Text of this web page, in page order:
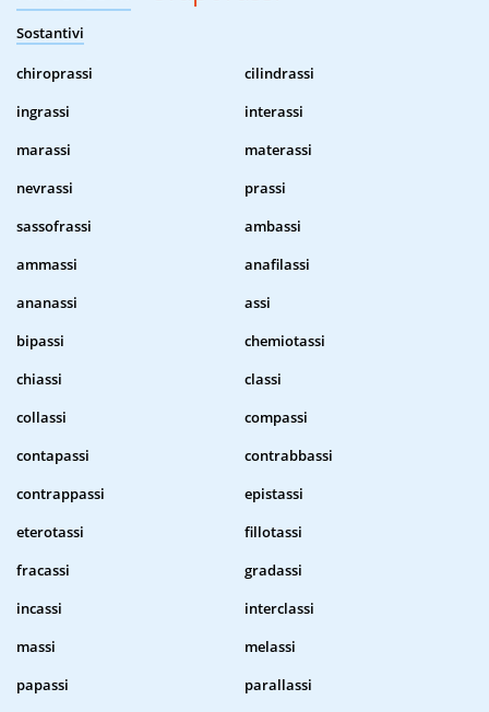
Sostantivi
chiroprassi
cilindrassi
ingrassi
interassi
marassi
materassi
nevrassi
prassi
sassofrassi
ambassi
ammassi
anafilassi
ananassi
assi
bipassi
chemiotassi
chiassi
classi
collassi
compassi
contapassi
contrabbassi
contrappassi
epistassi
eterotassi
fillotassi
fracassi
gradassi
incassi
interclassi
massi
melassi
papassi
parallassi